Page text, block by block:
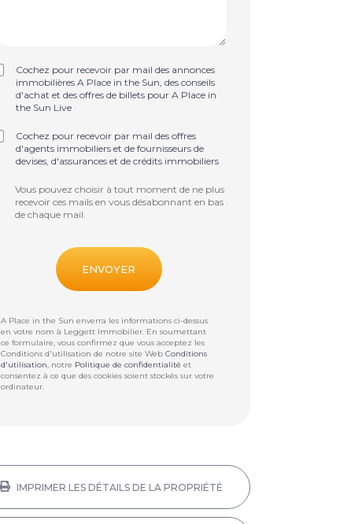
Cochez pour recevoir par mail des annonces
immobilières A Place in the Sun, des conseils
d'achat et des offres de billets pour A Place in
the Sun Live
Cochez pour recevoir par mail des offres
d'agents immobiliers et de fournisseurs de
devises, d'assurances et de crédits immobiliers
Vous pouvez choisir à tout moment de ne plus
recevoir ces mails en vous désabonnant en bas
de chaque mail.
A Place in the Sun enverra les informations ci-dessus
en votre nom à Leggett Immobilier. En soumettant
ce formulaire, vous confirmez que vous acceptez les
Conditions d'utilisation de notre site WebConditions
d'utilisation, notre Politique de confidentialité et
consentez à ce que des cookies soient stockés sur votre
ordinateur.
IMPRIMER LES DÉTAILS DE LA PROPRIÉTÉ